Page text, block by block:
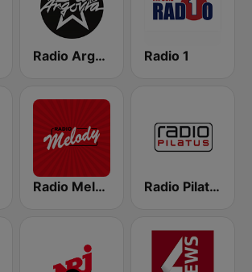
Radio Argovia Radio 1
Radio Melody Schweiz Radio Pilatus